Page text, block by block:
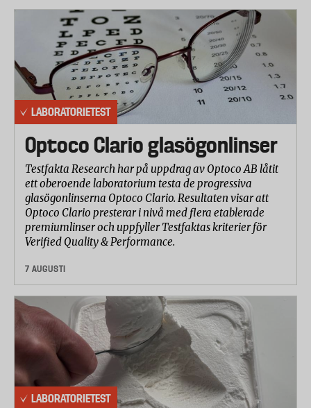
LABORATORIETEST
Optoco Clario glasögonlinser
Testfakta Research har på uppdrag av Optoco AB låtit
ett oberoende laboratorium testa de progressiva
glasögonlinserna Optoco Clario. Resultaten visar att
Optoco Clario presterar i nivå med flera etablerade
premiumlinser och uppfyller Testfaktas kriterier för
Verified Quality & Performance.
7 AUGUSTI
LABORATORIETEST